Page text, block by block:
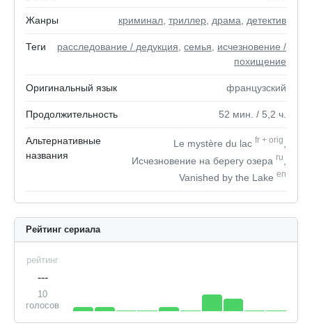
Жанры криминал триллер драма детектив
Теги расследование / дедукция семья
исчезновение /
похищение
Оригинальный язык французский
Продолжительность 52 мин. / 5,2 ч.
Альтернативные
названия
Le mystère du lac fr + orig
Исчезновение на берегу озера ru
Vanished by the Lake en
Рейтинг сериала
рейтинг
---
10
голосов